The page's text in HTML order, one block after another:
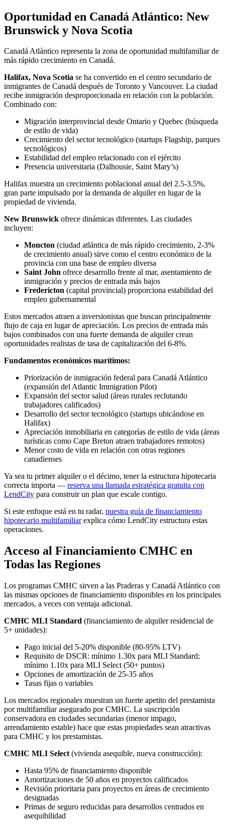
Oportunidad en Canadá Atlántico: New
Brunswick y Nova Scotia
Canadá Atlántico representa la zona de oportunidad multifamiliar de
más rápido crecimiento en Canadá.
Halifax, Nova Scotia se ha convertido en el centro secundario de
inmigrantes de Canadá después de Toronto y Vancouver. La ciudad
recibe inmigración desproporcionada en relación con la población.
Combinado con:
Migración interprovincial desde Ontario y Quebec (búsqueda
de estilo de vida)
Crecimiento del sector tecnológico (startups Flagship, parques
tecnológicos)
Estabilidad del empleo relacionado con el ejército
Presencia universitaria (Dalhousie, Saint Mary’s)
Halifax muestra un crecimiento poblacional anual del 2.5-3.5%,
gran parte impulsado por la demanda de alquiler en lugar de la
propiedad de vivienda.
New Brunswick ofrece dinámicas diferentes. Las ciudades
incluyen:
Moncton (ciudad atlántica de más rápido crecimiento, 2-3%
de crecimiento anual) sirve como el centro económico de la
provincia con una base de empleo diversa
Saint John ofrece desarrollo frente al mar, asentamiento de
inmigración y precios de entrada más bajos
Fredericton (capital provincial) proporciona estabilidad del
empleo gubernamental
Estos mercados atraen a inversionistas que buscan principalmente
flujo de caja en lugar de apreciación. Los precios de entrada más
bajos combinados con una fuerte demanda de alquiler crean
oportunidades realistas de tasa de capitalización del 6-8%.
Fundamentos económicos marítimos:
Priorización de inmigración federal para Canadá Atlántico
(expansión del Atlantic Immigration Pilot)
Expansión del sector salud (áreas rurales reclutando
trabajadores calificados)
Desarrollo del sector tecnológico (startups ubicándose en
Halifax)
Apreciación inmobiliaria en categorías de estilo de vida (áreas
turísticas como Cape Breton atraen trabajadores remotos)
Menor costo de vida en relación con otras regiones
canadienses
Ya sea tu primer alquiler o el décimo, tener la estructura hipotecaria
correcta importa — reserva una llamada estratégica gratuita con
LendCity para construir un plan que escale contigo.
Si este enfoque está en tu radar, nuestra guía de financiamiento
hipotecario multifamiliarexplica cómo LendCity estructura estas
operaciones.
Acceso al Financiamiento CMHC en
Todas las Regiones
Los programas CMHC sirven a las Praderas y Canadá Atlántico con
las mismas opciones de financiamiento disponibles en los principales
mercados, a veces con ventaja adicional.
CMHC MLI Standard (financiamiento de alquiler residencial de
5+ unidades):
Pago inicial del 5-20% disponible (80-95% LTV)
Requisito de DSCR: mínimo 1.30x para MLI Standard;
mínimo 1.10x para MLI Select (50+ puntos)
Opciones de amortización de 25-35 años
Tasas fijas o variables
Los mercados regionales muestran un fuerte apetito del prestamista
por multifamiliar asegurado por CMHC. La suscripción
conservadora en ciudades secundarias (menor impago,
arrendamiento estable) hace que estas propiedades sean atractivas
para CMHC y los prestamistas.
CMHC MLI Select (vivienda asequible, nueva construcción):
Hasta 95% de financiamiento disponible
Amortizaciones de 50 años en proyectos calificados
Revisión prioritaria para proyectos en áreas de crecimiento
designadas
Primas de seguro reducidas para desarrollos centrados en
asequibilidad